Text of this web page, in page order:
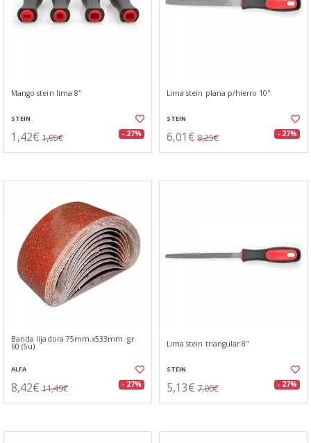
Mango stein lima 8"
STEIN
1,42€ 1,95€ - 27%
Lima stein plana p/hierro 10"
STEIN
6,01€ 8,25€ - 27%
Banda lijadora 75mm.x533mm. gr.
60 (5u)
ALFA
8,42€ 11,49€ - 27%
Lima stein triangular 8"
STEIN
5,13€ 7,00€ - 27%